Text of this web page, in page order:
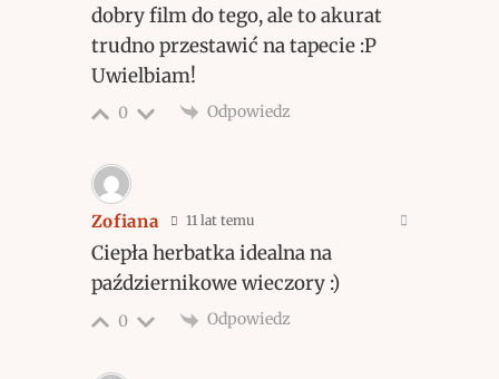
dobry film do tego, ale to akurat
trudno przestawić na tapecie :P
Uwielbiam!
0 Odpowiedz
Zofiana 11 lat temu
Ciepła herbatka idealna na
październikowe wieczory :)
0 Odpowiedz